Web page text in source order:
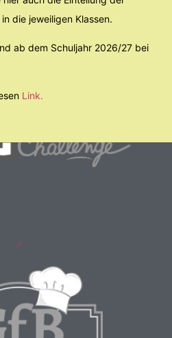
die jeweiligen Klassen.
ab dem Schuljahr 2026/27 bei
Link.